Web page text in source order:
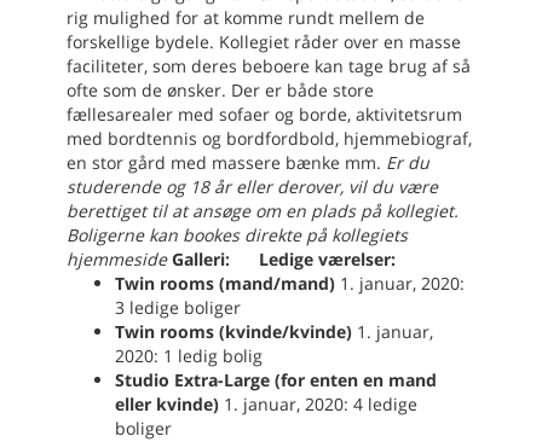
rig mulighed for at komme rundt mellem de
forskellige bydele. Kollegiet råder over en masse
faciliteter, som deres beboere kan tage brug af så
ofte som de ønsker. Der er både store
fællesarealer med sofaer og borde, aktivitetsrum
med bordtennis og bordfordbold, hjemmebiograf,
en stor gård med massere bænke mm. Er du
studerende og 18 år eller derover, vil du være
berettiget til at ansøge om en plads på kollegiet.
Boligerne kan bookes direkte på kollegiets
hjemmeside Galleri:
Ledige værelser:
Twin rooms (mand/mand) 1. januar, 2020:
3 ledige boliger
Twin rooms (kvinde/kvinde) 1. januar,
2020: 1 ledig bolig
Studio Extra-Large (for enten en mand
eller kvinde) 1. januar, 2020: 4 ledige
boliger